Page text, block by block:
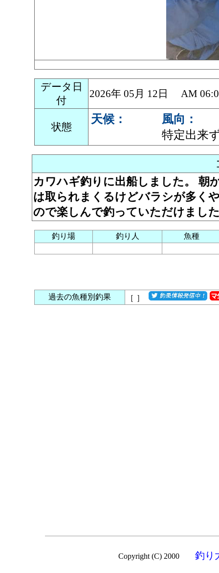
データ日
付
2026年 05月 12日 AM
状態
天候：
風向：
特定出来
カワハギ釣りに出船しました。 朝
は取られまくるけどバラシが多く
ので楽しんで釣っていただけまし
釣り場 釣り人 魚種
過去の魚種別釣果 ［ ］
Copyright (C) 2000 釣り